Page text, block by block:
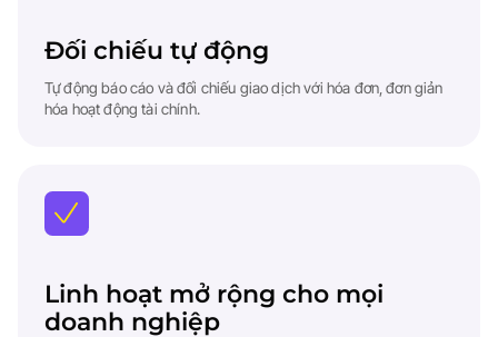
Đối chiếu tự động
Tự động báo cáo và đối chiếu giao dịch với hóa đơn, đơn giản
hóa hoạt động tài chính.
Linh hoạt mở rộng cho mọi
doanh nghiệp